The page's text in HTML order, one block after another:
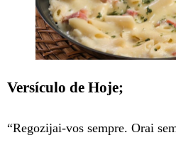
Versículo de Hoje;
“Regozijai-vos sempre. Orai